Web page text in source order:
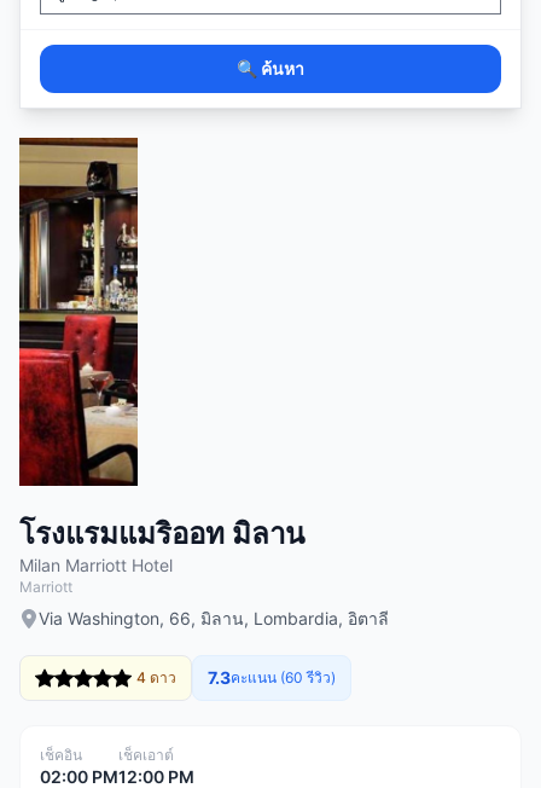
🔍 ค้นหา
โรงแรมแมริออท มิลาน
Milan Marriott Hotel
Marriott
Via Washington, 66, มิลาน, Lombardia, อิตาลี
4 ดาว 7.3คะแนน (60 รีวิว)
เช็คอิน
02:00 PM
เช็คเอาต์
12:00 PM